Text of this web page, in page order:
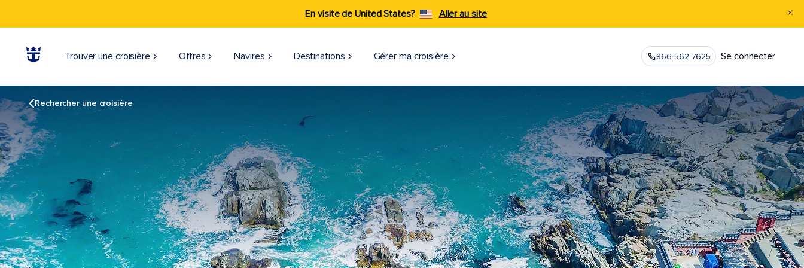
En visite de United States? Aller au site
Trouver une croisière Offres Navires Destinations Gérer ma croisière​ 866-562-7625 Se connecter
Rechercher une croisière